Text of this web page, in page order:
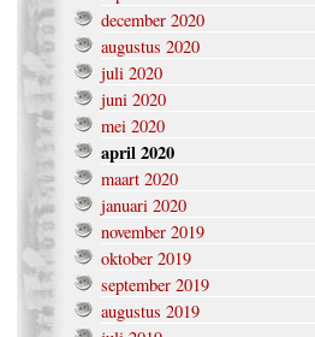
december 2020
augustus 2020
juli 2020
juni 2020
mei 2020
april 2020
maart 2020
januari 2020
november 2019
oktober 2019
september 2019
augustus 2019